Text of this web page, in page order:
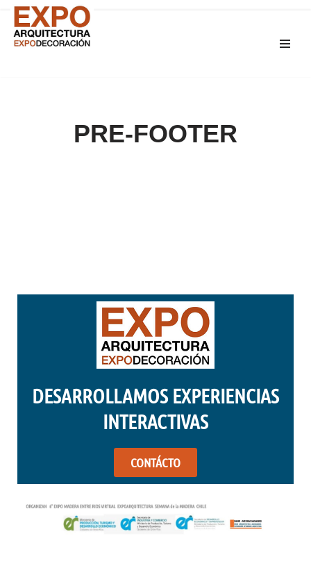
Saltar
PRE-FOOTER
DESARROLLAMOS EXPERIENCIAS
INTERACTIVAS
CONTÁCTO